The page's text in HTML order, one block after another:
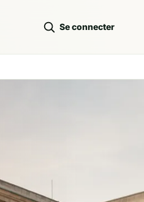
Se connecter